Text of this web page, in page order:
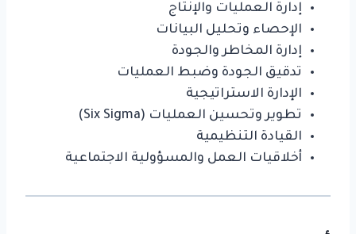
إدارة العمليات والإنتاج
الإحصاء وتحليل البيانات
إدارة المخاطر والجودة
تدقيق الجودة وضبط العمليات
الإدارة الاستراتيجية
تطوير وتحسين العمليات (Six Sigma)
القيادة التنظيمية
أخلاقيات العمل والمسؤولية الاجتماعية